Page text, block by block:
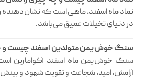
نماد ماه اسفند، ماهی است که نشان‌دهنده
در دنیای تخیلات عمیق می‌باشد.
سنگ خوش‌یمن متولدین اسفند چیست و
سنگ خوش‌یمن ماه اسفند آکوامارین
آرامش، امید، شجاعت و تقویت شهود و